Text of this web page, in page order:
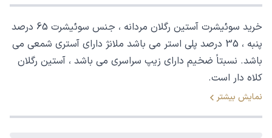
خرید سوئیشرت آستین رگلان مردانه ، جنس سوئیشرت 65 درصد
پنبه ، 35 درصد پلی استر می باشد ملانژ دارای آستری شمعی می
باشد. نسبتاً ضخیم دارای زیپ سراسری می باشد ، آستین رگلان
کلاه دار است.
نمایش بیشتر